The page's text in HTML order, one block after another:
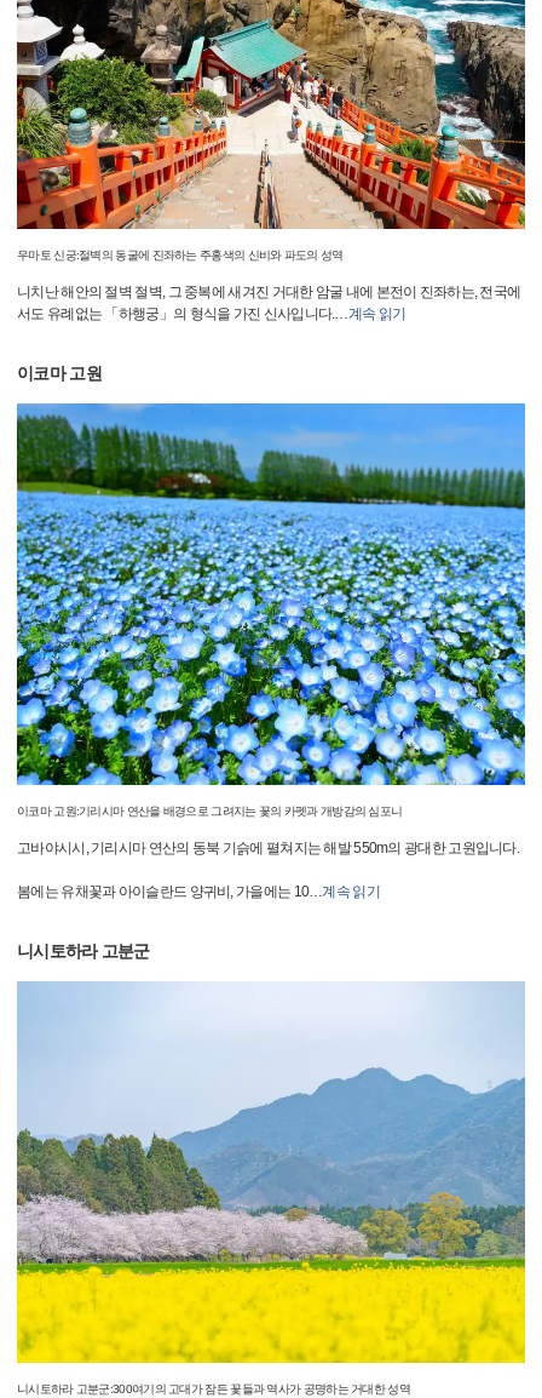
우마토 신궁:절벽의 동굴에 진좌하는 주홍색의 신비와 파도의 성역
니치난 해안의 절벽 절벽, 그 중복에 새겨진 거대한 암굴 내에 본전이 진좌하는, 전국에
서도 유례없는 「하행궁」의 형식을 가진 신사입니다.…계속 읽기
이코마 고원
이코마 고원:기리시마 연산을 배경으로 그려지는 꽃의 카펫과 개방감의 심포니
고바야시시, 기리시마 연산의 동북 기슭에 펼쳐지는 해발 550m의 광대한 고원입니다.
봄에는 유채꽃과 아이슬란드 양귀비, 가을에는 10…계속 읽기
니시토하라 고분군
니시토하라 고분군:300여기의 고대가 잠든 꽃들과 역사가 공명하는 거대한 성역